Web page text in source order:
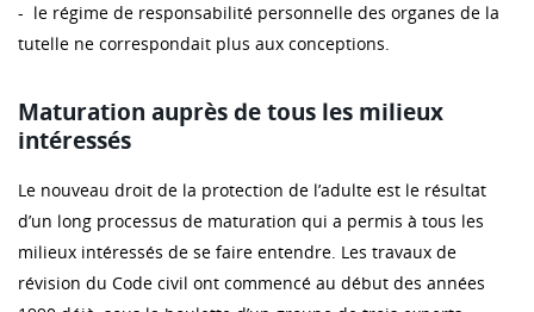
- le régime de responsabilité personnelle des organes de la
tutelle ne correspondait plus aux conceptions.
Maturation auprès de tous les milieux
intéressés
Le nouveau droit de la protection de l’adulte est le résultat
d’un long processus de maturation qui a permis à tous les
milieux intéressés de se faire entendre. Les travaux de
révision du Code civil ont commencé au début des années